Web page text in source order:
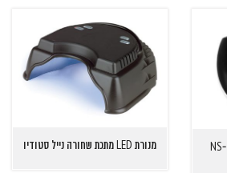
מנורת 48 LED וואט שחורה NS-
מנורת LED מתכת שחורה נייל סטודיו